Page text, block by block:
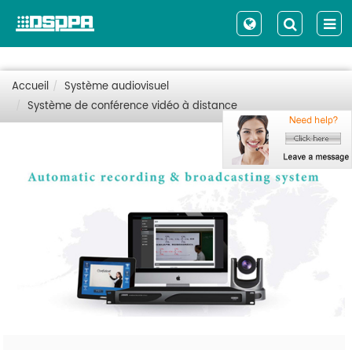
Accueil
Système audiovisuel
Système de conférence vidéo à distance